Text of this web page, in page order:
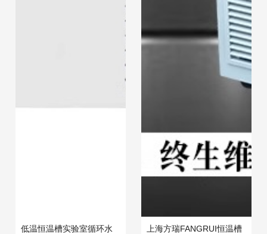
低温恒温槽实验室循环水
上海方瑞FANGRUI恒温槽